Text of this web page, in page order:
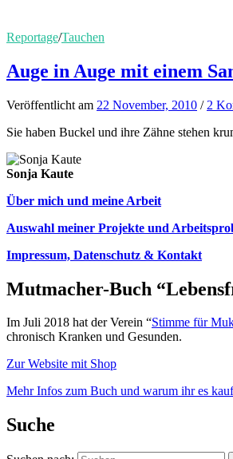
Reportage/Tauchen
Auge in Auge mit einem
Veröffentlicht am 22 November, 2010 / 2
Sie haben Buckel und ihre Zähne stehen
Sonja Kaute
Über mich und meine Arbeit
Auswahl meiner Projekte und
Impressum, Datenschutz & Kontakt
Mutmacher-Buch
Im Juli 2018 hat der Verein “Stimme für
chronisch Kranken und Gesunden.
Zur Website mit Shop
Mehr Infos zum Buch und warum ihr es
Suche